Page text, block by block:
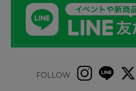
FOLLOW